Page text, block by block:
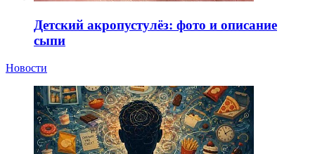
Детский акропустулёз: фото и описание
сыпи
Новости